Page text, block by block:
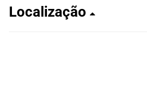
Localização